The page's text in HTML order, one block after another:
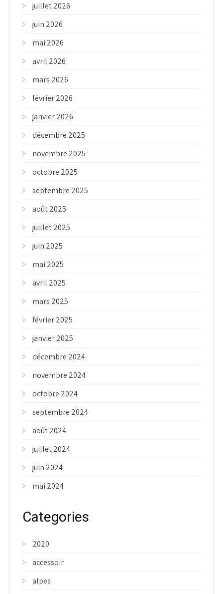
juillet 2026
juin 2026
mai 2026
avril 2026
mars 2026
février 2026
janvier 2026
décembre 2025
novembre 2025
octobre 2025
septembre 2025
août 2025
juillet 2025
juin 2025
mai 2025
avril 2025
mars 2025
février 2025
janvier 2025
décembre 2024
novembre 2024
octobre 2024
septembre 2024
août 2024
juillet 2024
juin 2024
mai 2024
Categories
2020
accessoir
alpes